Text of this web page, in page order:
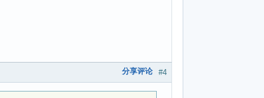
#4
分享评论